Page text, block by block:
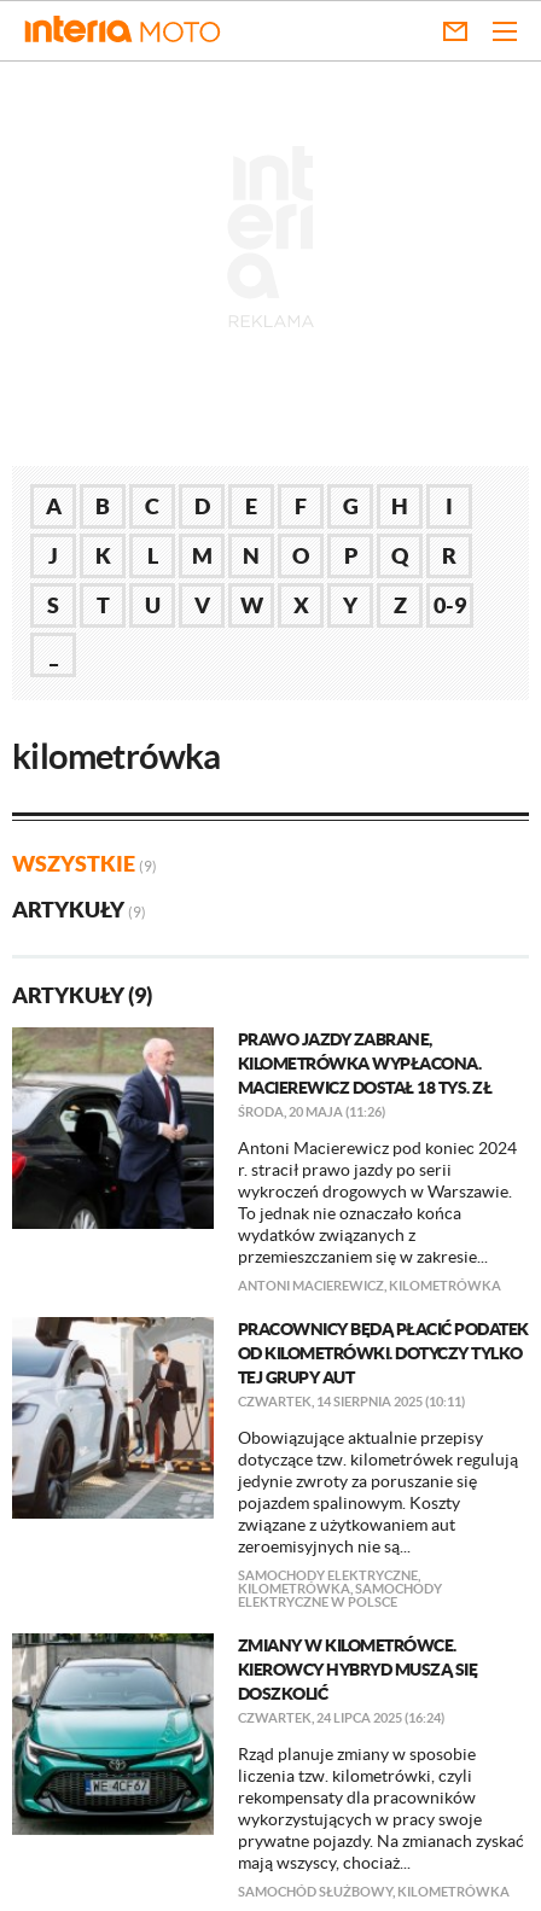
A B C D E F G H
I
J
K L M N O P Q
R
S
T U V W X Y Z
0-9
kilometrówka
WSZYSTKIE (9)
ARTYKUŁY (9)
ARTYKUŁY (9)
PRAWO JAZDY ZABRANE,
KILOMETRÓWKA WYPŁACONA.
MACIEREWICZ DOSTAŁ 18 TYS. ZŁ
ŚRODA, 20 MAJA (11:26)
Antoni Macierewicz pod koniec 2024
r. stracił prawo jazdy po serii
wykroczeń drogowych w Warszawie.
To jednak nie oznaczało końca
wydatków związanych z
przemieszczaniem się w zakresie...
ANTONI MACIEREWICZ, KILOMETRÓWKA
PRACOWNICY BĘDĄ PŁACIĆ PODATEK
OD KILOMETRÓWKI. DOTYCZY TYLKO
TEJ GRUPY AUT
CZWARTEK, 14 SIERPNIA 2025 (10:11)
Obowiązujące aktualnie przepisy
dotyczące tzw. kilometrówek regulują
jedynie zwroty za poruszanie się
pojazdem spalinowym. Koszty
związane z użytkowaniem aut
zeroemisyjnych nie są...
SAMOCHODY ELEKTRYCZNE,
KILOMETRÓWKA SAMOCHODY
ELEKTRYCZNE W POLSCE
ZMIANY W KILOMETRÓWCE.
KIEROWCY HYBRYD MUSZĄ SIĘ
DOSZKOLIĆ
CZWARTEK, 24 LIPCA 2025 (16:24)
Rząd planuje zmiany w sposobie
liczenia tzw. kilometrówki, czyli
rekompensaty dla pracowników
wykorzystujących w pracy swoje
prywatne pojazdy. Na zmianach zyskać
mają wszyscy, chociaż...
SAMOCHÓD SŁUŻBOWY, KILOMETRÓWKA